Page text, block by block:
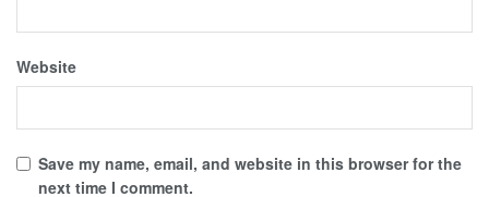
Website
Save my name, email, and website in this browser for the
next time I comment.